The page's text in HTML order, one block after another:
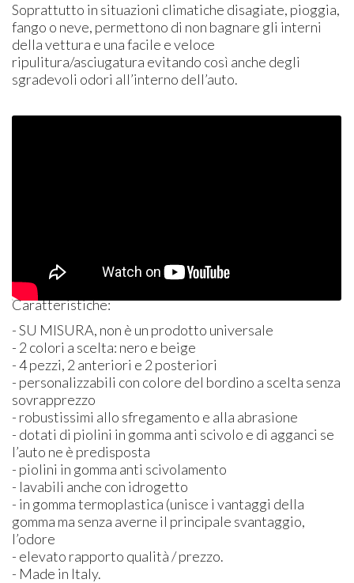
Soprattutto in situazioni climatiche disagiate, pioggia,
fango o neve, permettono di non bagnare gli interni
della vettura e una facile e veloce
ripulitura/asciugatura evitando così anche degli
sgradevoli odori all’interno dell’auto.
Caratteristiche:
- SU MISURA, non è un prodotto universale
- 2 colori a scelta: nero e beige
- 4 pezzi, 2 anteriori e 2 posteriori
- personalizzabili con colore del bordino a scelta senza
sovrapprezzo
- robustissimi allo sfregamento e alla abrasione
- dotati di piolini in gomma anti scivolo e di agganci se
l’auto ne è predisposta
- piolini in gomma anti scivolamento
- lavabili anche con idrogetto
- in gomma termoplastica (unisce i vantaggi della
gomma ma senza averne il principale svantaggio,
l’odore
- elevato rapporto qualità / prezzo.
- Made in Italy.